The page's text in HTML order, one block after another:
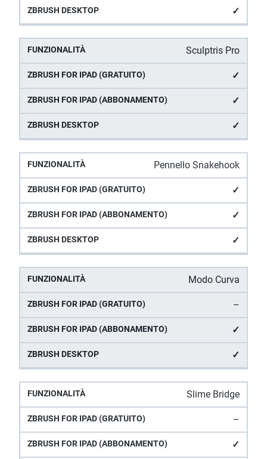
✓
Sculptris Pro
✓
✓
✓
Pennello Snakehook
✓
✓
✓
Modo Curva
–
✓
✓
Slime Bridge
–
✓